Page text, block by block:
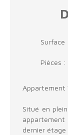
Surface
Pièces :
Appartement
Situé en
appartement
dernier étage